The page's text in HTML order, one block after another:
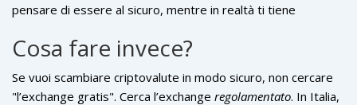
pensare di essere al sicuro, mentre in realtà ti tiene
aiutarti. È un’azienda che vuole trarre profitto da chi non sa
Cosa fare invece?
Se vuoi scambiare criptovalute in modo sicuro, non cercare
"l’exchange gratis". Cerca l’exchange regolamentato. In Italia,